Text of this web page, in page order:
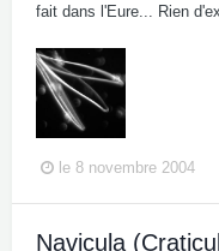
fait dans l'Eure... Rien
le 8 novembre 2004
Navicula